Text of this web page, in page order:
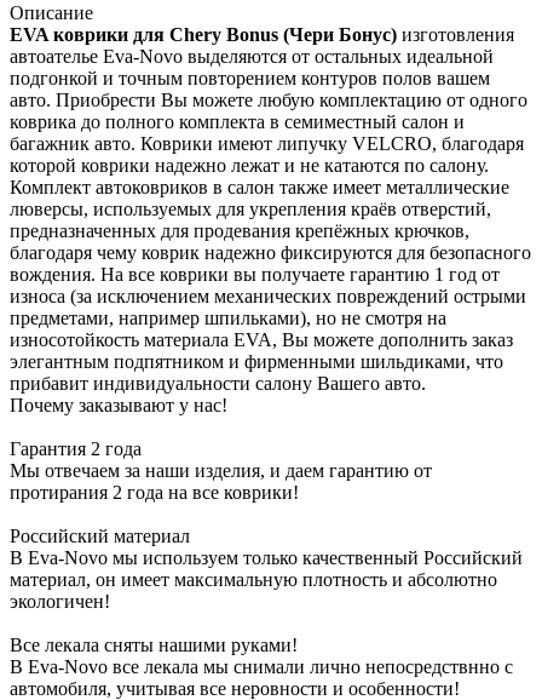
Описание
EVA коврики для Chery Bonus (Чери Бонус) изготовления
автоателье Eva-Novo выделяются от остальных идеальной
подгонкой и точным повторением контуров полов вашем
авто. Приобрести Вы можете любую комплектацию от одного
коврика до полного комплекта в семиместный салон и
багажник авто. Коврики имеют липучку VELCRO, благодаря
которой коврики надежно лежат и не катаются по салону.
Комплект автоковриков в салон также имеет металлические
люверсы, используемых для укрепления краёв отверстий,
предназначенных для продевания крепёжных крючков,
благодаря чему коврик надежно фиксируются для безопасного
вождения. На все коврики вы получаете гарантию 1 год от
износа (за исключением механических повреждений острыми
предметами, например шпильками), но не смотря на
износотойкость материала EVA, Вы можете дополнить заказ
элегантным подпятником и фирменными шильдиками, что
прибавит индивидуальности салону Вашего авто.
Почему заказывают у нас!
Гарантия 2 года
Мы отвечаем за наши изделия, и даем гарантию от
протирания 2 года на все коврики!
Российский материал
В Eva-Novo мы используем только качественный Российский
материал, он имеет максимальную плотность и абсолютно
экологичен!
Все лекала сняты нашими руками!
В Eva-Novo все лекала мы снимали лично непосредствнно с
автомобиля, учитывая все неровности и особенности!